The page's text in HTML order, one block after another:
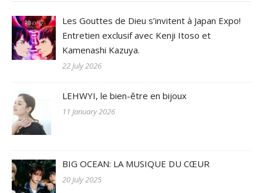
Les Gouttes de Dieu s’invitent à Japan Expo!
Entretien exclusif avec Kenji Itoso et
Kamenashi Kazuya.
22 July 2026
LEHWYI, le bien-être en bijoux
11 January 2026
BIG OCEAN: LA MUSIQUE DU CŒUR
20 July 2025